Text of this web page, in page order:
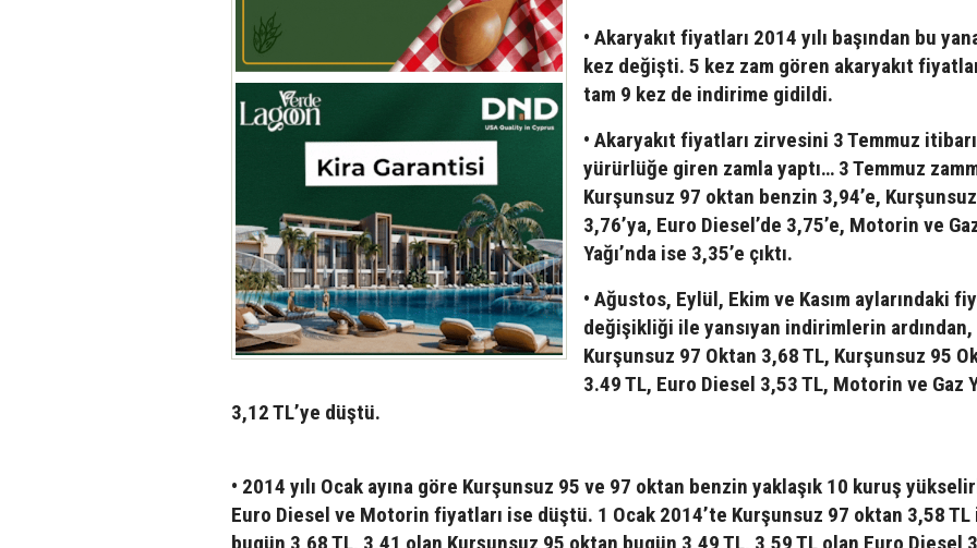
• Akaryakıt fiyatları 2014 yılı başından bu
kez değişti. 5 kez zam gören akaryakıt
tam 9 kez de indirime gidildi.
• Akaryakıt fiyatları zirvesini 3 Temmuz
yürürlüğe giren zamla yaptı… 3 Temmuz
Kurşunsuz 97 oktan benzin 3,94’e,
3,76’ya, Euro Diesel’de 3,75’e, Motorin ve
Yağı’nda ise 3,35’e çıktı.
• Ağustos, Eylül, Ekim ve Kasım aylarındaki
değişikliği ile yansıyan indirimlerin ardından,
Kurşunsuz 97 Oktan 3,68 TL, Kurşunsuz 95
3.49 TL, Euro Diesel 3,53 TL, Motorin ve Gaz
3,12 TL’ye düştü.
• 2014 yılı Ocak ayına göre Kurşunsuz 95 ve 97 oktan benzin yaklaşık 10 kuruş
Euro Diesel ve Motorin fiyatları ise düştü. 1 Ocak 2014’te Kurşunsuz 97 oktan 3,58 TL